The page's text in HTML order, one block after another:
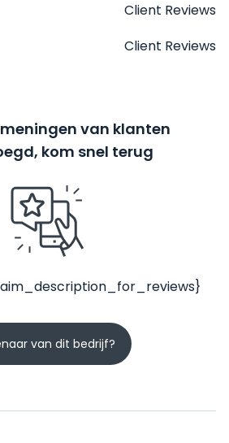
Client Reviews
Client Reviews
van klanten
kom snel terug
van dit bedrijf?